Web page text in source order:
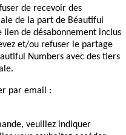
de recevoir des
de la part de Béautiful
de désabonnement inclus
et/ou refuser le partage
Numbers avec des tiers
par email :
veuillez indiquer